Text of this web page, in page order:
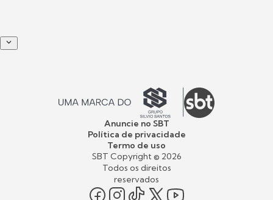
Anuncie no SBT
Política de privacidade
Termo de uso
SBT Copyright © 2026
Todos os direitos
reservados